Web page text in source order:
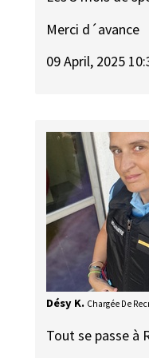
Merci d´avance
09 April, 2025
Désy K. Chargée De
Tout se passe à